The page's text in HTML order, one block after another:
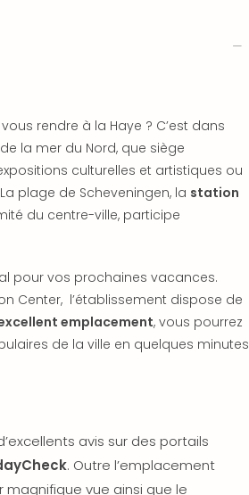
rendre à la Haye ? C’est dans
la mer du Nord, que siège
culturelles et artistiques ou
plage de Scheveningen, la station
du centre-ville, participe
pour vos prochaines vacances.
Center, l’établissement dispose de
emplacement, vous pourrez
de la ville en quelques minutes
avis sur des portails
. Outre l’emplacement
vue ainsi que le